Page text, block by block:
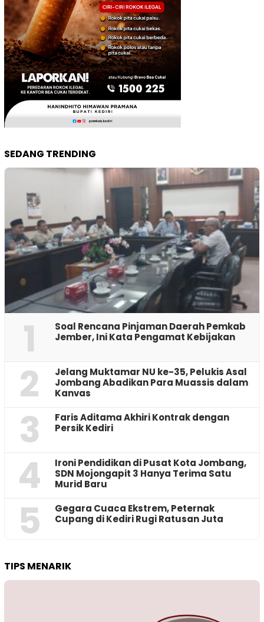
SEDANG TRENDING
1
‎Soal Rencana Pinjaman Daerah Pemkab
Jember, Ini Kata Pengamat Kebijakan ‎
2
Jelang Muktamar NU ke-35, Pelukis Asal
Jombang Abadikan Para Muassis dalam
Kanvas
3
Faris Aditama Akhiri Kontrak dengan
Persik Kediri
4
Ironi Pendidikan di Pusat Kota Jombang,
SDN Mojongapit 3 Hanya Terima Satu
Murid Baru
5
‎Gegara Cuaca Ekstrem, Peternak
Cupang di Kediri Rugi Ratusan Juta
TIPS MENARIK